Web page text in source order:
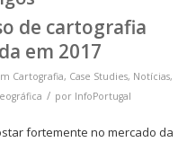
de cartografia
em 2017
Cartografia, Case Studies, Notícias,
/ por InfoPortugal
fortemente no mercado da